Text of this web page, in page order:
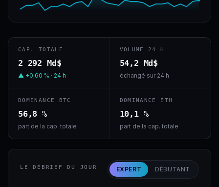
CAP. TOTALE
2 292 Md$
▲ +0,60 % · 24 h
VOLUME 24 H
54,2 Md$
échangé sur 24 h
DOMINANCE BTC
56,8 %
part de la cap. totale
DOMINANCE ETH
10,1 %
part de la cap. totale
LE DÉBRIEF DU JOUR EXPERT DÉBUTANT